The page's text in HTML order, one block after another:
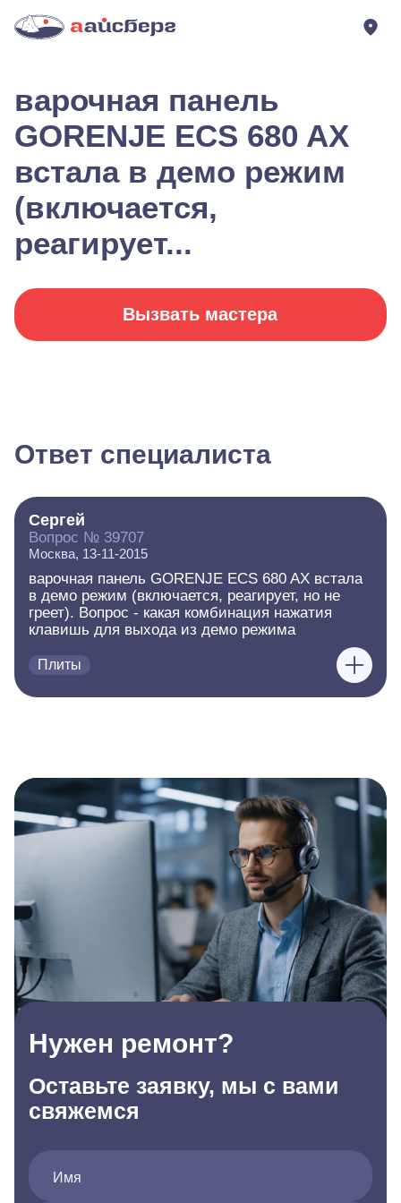
варочная панель
GORENJE ECS 680 AX
встала в демо режим
(включается,
реагирует...
Вызвать мастера
Ответ специалиста
Сергей
Вопрос № 39707
Москва, 13-11-2015
варочная панель GORENJE ECS 680 AX встала
в демо режим (включается, реагирует, но не
греет). Вопрос - какая комбинация нажатия
клавишь для выхода из демо режима
Плиты
Нужен ремонт?
Оставьте заявку, мы с вами
свяжемся
Имя